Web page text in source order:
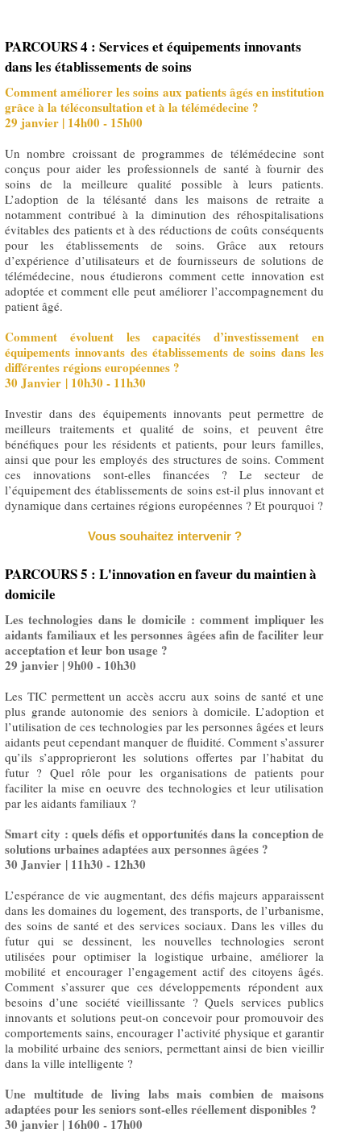
PARCOURS 4 : Services et équipements innovants
dans les établissements de soins
Comment améliorer les soins aux patients âgés en institution
grâce à la téléconsultation et à la télémédecine ?
29 janvier | 14h00 - 15h00
Un nombre croissant de programmes de télémédecine sont
conçus pour aider les professionnels de santé à fournir des
soins de la meilleure qualité possible à leurs patients.
L’adoption de la télésanté dans les maisons de retraite a
notamment contribué à la diminution des réhospitalisations
évitables des patients et à des réductions de coûts conséquents
pour les établissements de soins. Grâce aux retours
d’expérience d’utilisateurs et de fournisseurs de solutions de
télémédecine, nous étudierons comment cette innovation est
adoptée et comment elle peut améliorer l’accompagnement du
patient âgé.
Comment évoluent les capacités d’investissement en
équipements innovants des établissements de soins dans les
différentes régions européennes ?
30 Janvier | 10h30 - 11h30
Investir dans des équipements innovants peut permettre de
meilleurs traitements et qualité de soins, et peuvent être
bénéfiques pour les résidents et patients, pour leurs familles,
ainsi que pour les employés des structures de soins. Comment
ces innovations sont-elles financées ? Le secteur de
l’équipement des établissements de soins est-il plus innovant et
dynamique dans certaines régions européennes ? Et pourquoi ?
Vous souhaitez intervenir ?
PARCOURS 5 : L'innovation en faveur du maintien à
domicile
Les technologies dans le domicile : comment impliquer les
aidants familiaux et les personnes âgées afin de faciliter leur
acceptation et leur bon usage ?
29 janvier | 9h00 - 10h30
Les TIC permettent un accès accru aux soins de santé et une
plus grande autonomie des seniors à domicile. L’adoption et
l’utilisation de ces technologies par les personnes âgées et leurs
aidants peut cependant manquer de fluidité. Comment s’assurer
qu’ils s’approprieront les solutions offertes par l’habitat du
futur ? Quel rôle pour les organisations de patients pour
faciliter la mise en oeuvre des technologies et leur utilisation
par les aidants familiaux ?
Smart city : quels défis et opportunités dans la conception de
solutions urbaines adaptées aux personnes âgées ?
30 Janvier | 11h30 - 12h30
L’espérance de vie augmentant, des défis majeurs apparaissent
dans les domaines du logement, des transports, de l’urbanisme,
des soins de santé et des services sociaux. Dans les villes du
futur qui se dessinent, les nouvelles technologies seront
utilisées pour optimiser la logistique urbaine, améliorer la
mobilité et encourager l’engagement actif des citoyens âgés.
Comment s’assurer que ces développements répondent aux
besoins d’une société vieillissante ? Quels services publics
innovants et solutions peut-on concevoir pour promouvoir des
comportements sains, encourager l’activité physique et garantir
la mobilité urbaine des seniors, permettant ainsi de bien vieillir
dans la ville intelligente ?
Une multitude de living labs mais combien de maisons
adaptées pour les seniors sont-elles réellement disponibles ?
30 janvier | 16h00 - 17h00